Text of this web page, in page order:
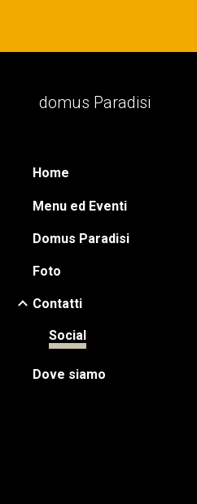
domus Paradisi
Home
Menu ed Eventi
Domus Paradisi
Foto
Contatti
Social
Dove siamo